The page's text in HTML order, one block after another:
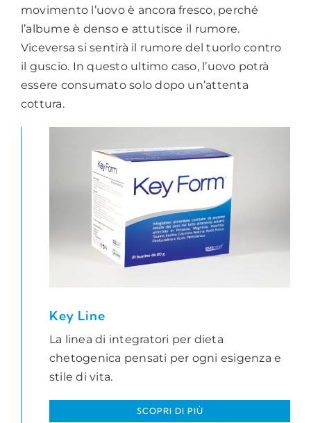
movimento l’uovo è ancora fresco, perché
l’albume è denso e attutisce il rumore.
Viceversa si sentirà il rumore del tuorlo contro
il guscio. In questo ultimo caso, l’uovo potrà
essere consumato solo dopo un’attenta
cottura.
Key Line
La linea di integratori per dieta
chetogenica pensati per ogni esigenza e
stile di vita.
SCOPRI DI PIÙ